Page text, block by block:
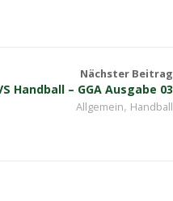
Nächster Beitrag
Handball – GGA Ausgabe 03
Allgemein, Handball